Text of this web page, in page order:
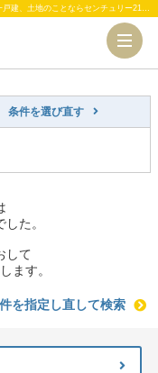
東京都 墨田区業平 ｜台東区・荒川区のマンション、中古・新築一戸建、土地のことならセンチュリー21クレール不動産
条件を選び直す
た。
して
ます。
を指定し直して検索